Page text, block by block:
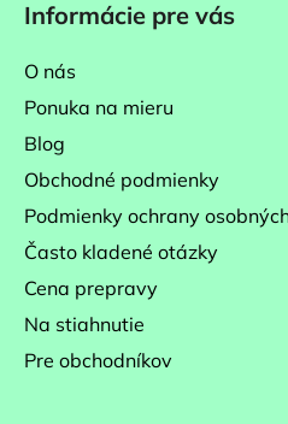
Informácie pre vás
O nás
Ponuka na mieru
Blog
Obchodné podmienky
Podmienky ochrany
Často kladené otázky
Cena prepravy
Na stiahnutie
Pre obchodníkov